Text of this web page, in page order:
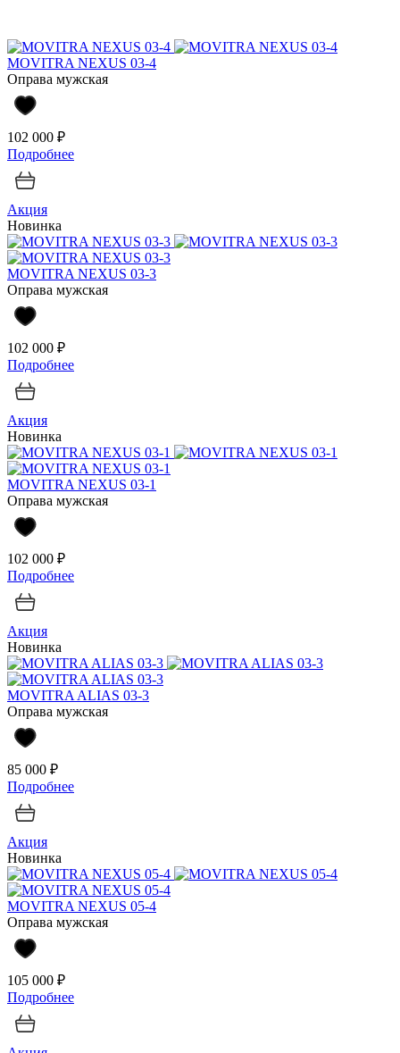
MOVITRA NEXUS 03-4
Оправа мужская
102 000 ₽
Подробнее
Акция
Новинка
MOVITRA NEXUS 03-3
Оправа мужская
102 000 ₽
Подробнее
Акция
Новинка
MOVITRA NEXUS 03-1
Оправа мужская
102 000 ₽
Подробнее
Акция
Новинка
MOVITRA ALIAS 03-3
Оправа мужская
85 000 ₽
Подробнее
Акция
Новинка
MOVITRA NEXUS 05-4
Оправа мужская
105 000 ₽
Подробнее